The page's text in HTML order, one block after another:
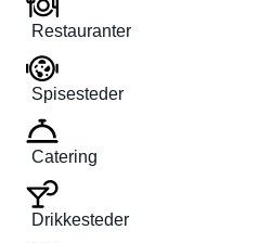
Restauranter
Spisesteder
Catering
Drikkesteder